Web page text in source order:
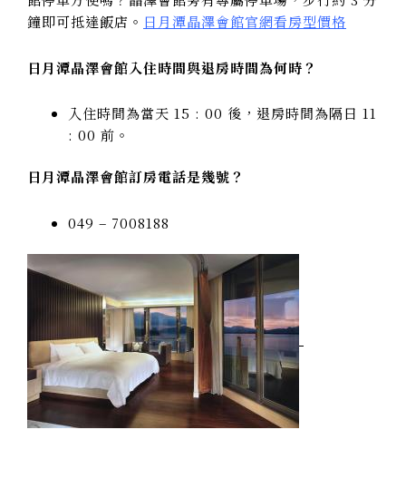
鐘即可抵達飯店。 日月潭晶澤會館官網看房型價格
日月潭晶澤會館入住時間與退房時間為何時？
入住時間為當天 15 : 00 後，退房時間為隔日 11
: 00 前。
日月潭晶澤會館訂房電話是幾號？
049 – 7008188